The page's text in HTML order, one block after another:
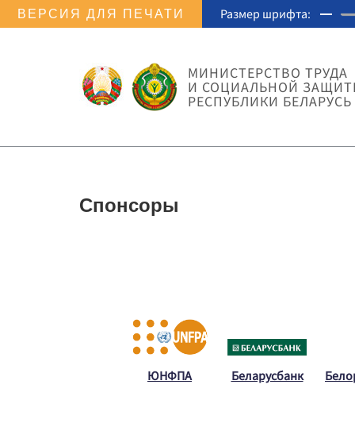
ВЕРСИЯ ДЛЯ ПЕЧАТИ Размер шрифта:
МИНИСТЕРСТВО ТРУДА
И СОЦИАЛЬНОЙ
РЕСПУБЛИКИ БЕЛАРУСЬ
Спонсоры
ЮНФПА Беларусбанк